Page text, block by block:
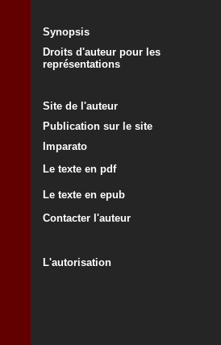
Synopsis
Droits d'auteur pour les
représentations
Site de l'auteur
Publication sur le site
Imparato
Le texte en pdf
Le texte en epub
Contacter l'auteur
L'autorisation